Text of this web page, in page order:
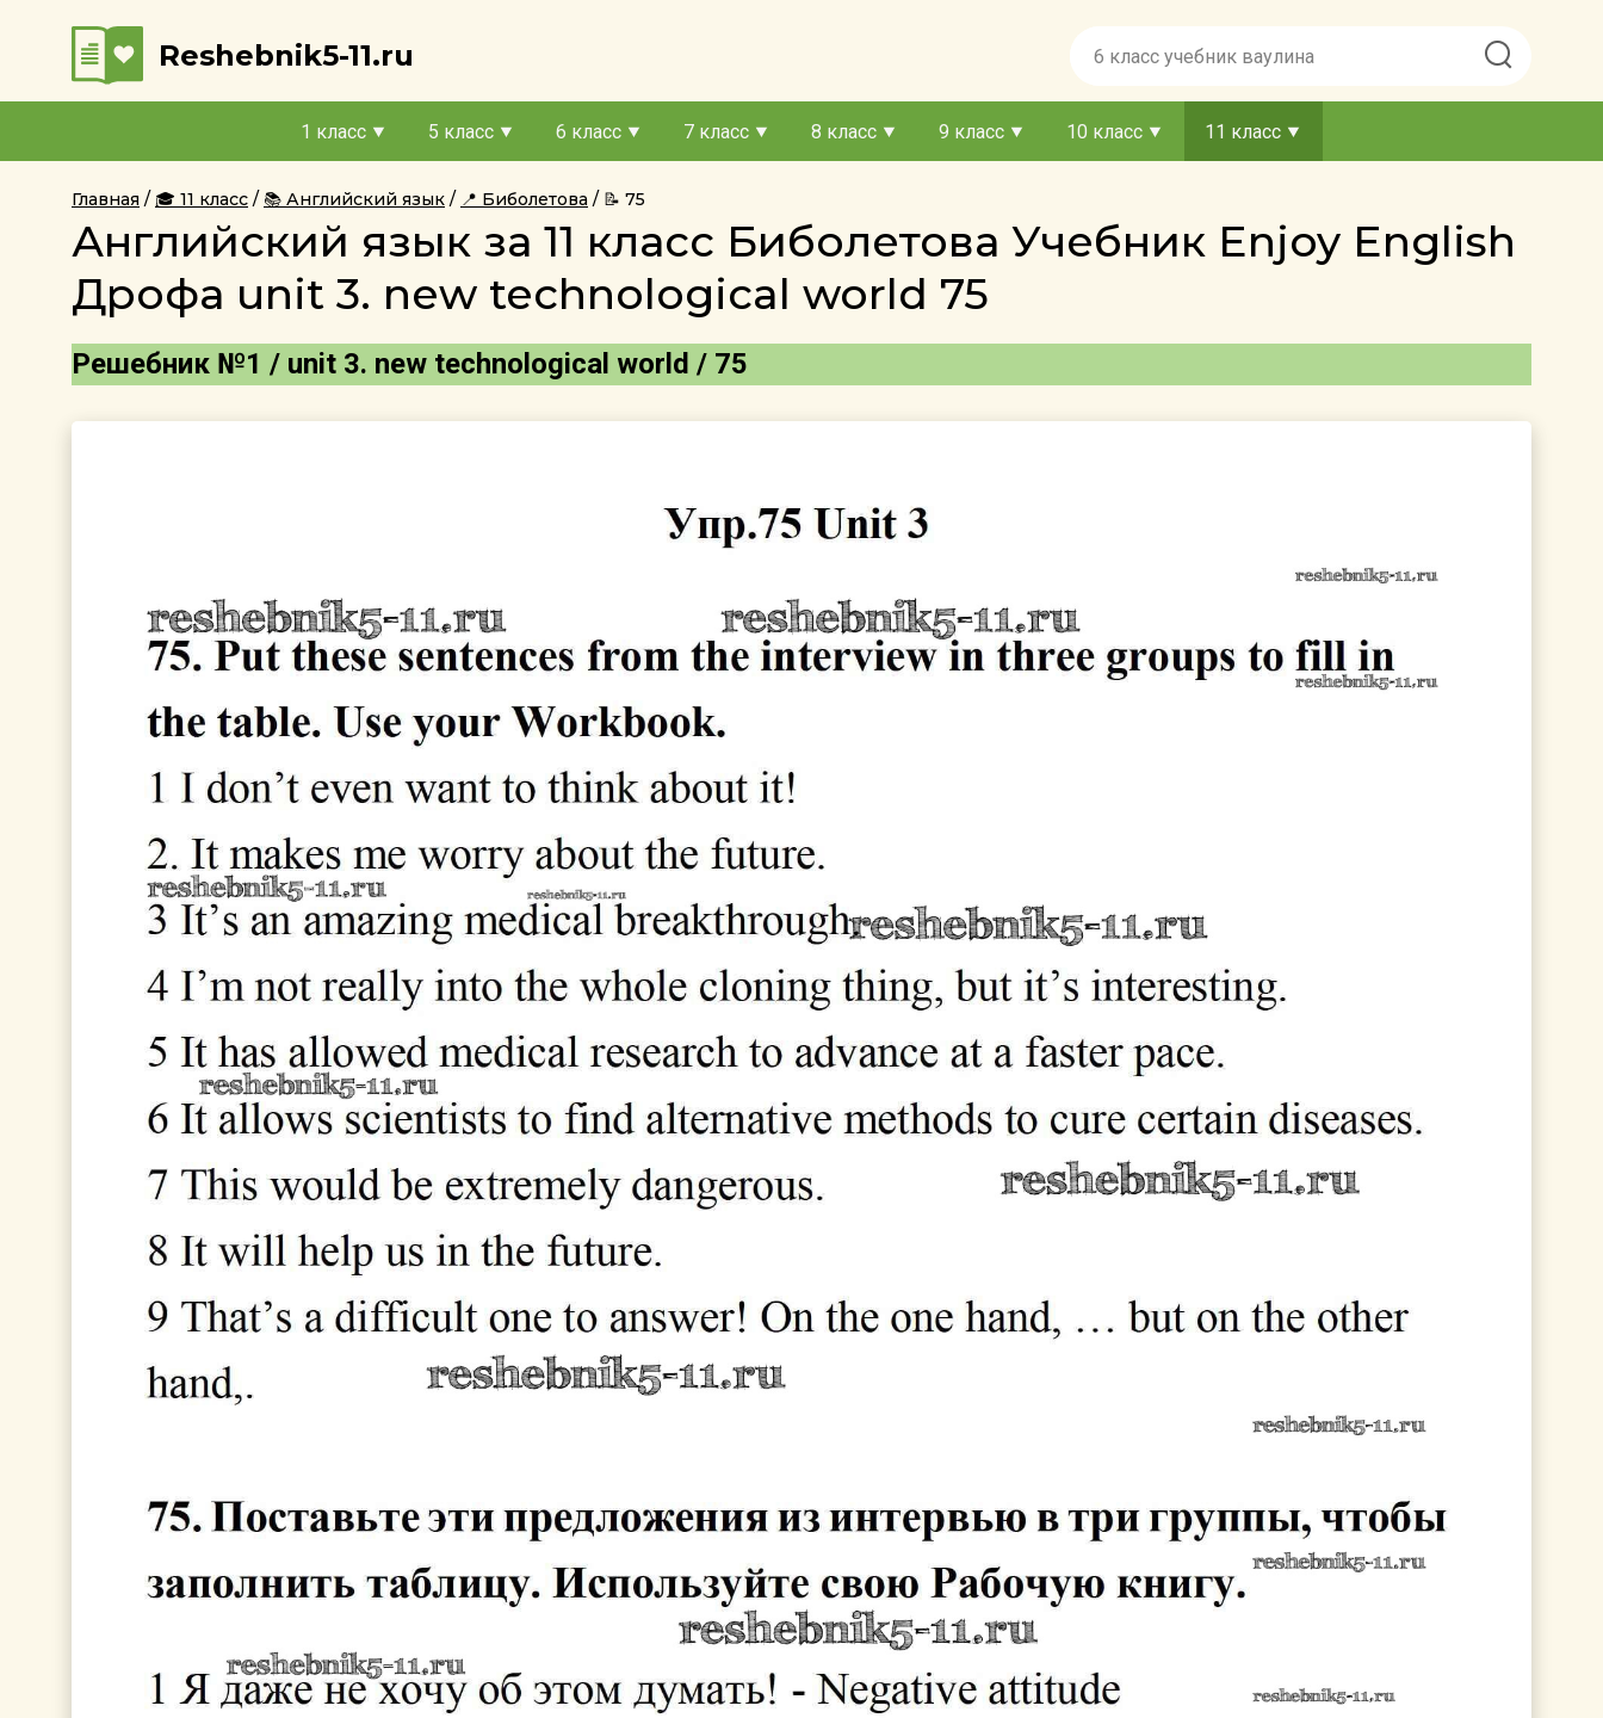
Reshebnik5-11.ru
1 класс 5 класс 6 класс 7 класс 8 класс 9 класс 10 класс 11 класс
Главная 🎓 11 класс 📚 Английский язык 📍 Биболетова 📝 75
Английский язык за 11 класс Биболетова Учебник Enjoy English
Дрофа unit 3. new technological world 75
Решебник №1 / unit 3. new technological world / 75